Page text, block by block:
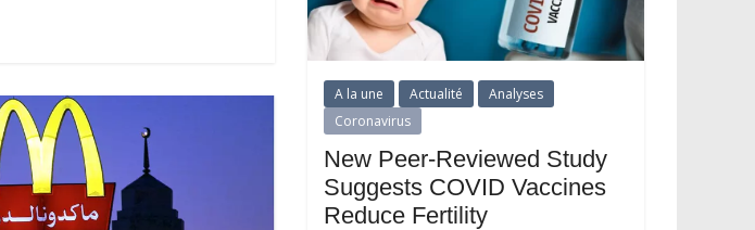
A la une Actualité
Analyses
Coronavirus
New Peer-Reviewed Study
Suggests COVID Vaccines
Reduce Fertility